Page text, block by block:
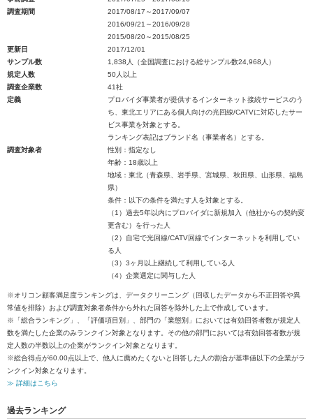
調査期間
2017/08/17～2017/09/07
2016/09/21～2016/09/28
2015/08/20～2015/08/25
更新日
2017/12/01
サンプル数
1,838人（全国調査における総サンプル数24,968人）
規定人数
50人以上
調査企業数
41社
定義
プロバイダ事業者が提供するインターネット接続サービスのう
ち、東北エリアにある個人向けの光回線/CATVに対応したサー
ビス事業を対象とする。
ランキング表記はブランド名（事業者名）とする。
調査対象者
性別：指定なし
年齢：18歳以上
地域：東北（青森県、岩手県、宮城県、秋田県、山形県、福島
県）
条件：以下の条件を満たす人を対象とする。
（1）過去5年以内にプロバイダに新規加入（他社からの契約変
更含む）を行った人
（2）自宅で光回線/CATV回線でインターネットを利用してい
る人
（3）3ヶ月以上継続して利用している人
（4）企業選定に関与した人
※オリコン顧客満足度ランキングは、データクリーニング（回収したデータから不正回答や異
常値を排除）および調査対象者条件から外れた回答を除外した上で作成しています。
※「総合ランキング」、「評価項目別」、部門の「業態別」においては有効回答者数が規定人
数を満たした企業のみランクイン対象となります。その他の部門においては有効回答者数が規
定人数の半数以上の企業がランクイン対象となります。
※総合得点が60.00点以上で、他人に薦めたくないと回答した人の割合が基準値以下の企業がラ
ンクイン対象となります。
≫ 詳細はこちら
過去ランキング